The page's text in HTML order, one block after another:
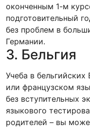
оконченным 1-м
подготовительный
без проблем в
Германии.
3. Бельгия
Учеба в
или французском
без вступительных
языкового
родителей – вы